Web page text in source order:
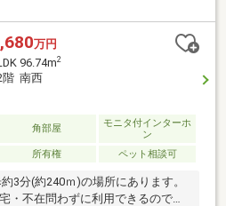
す。こだわりやご要望等がござい
会社福岡地所へご連絡ください。
様のサポートさせていただきま
万円
96.74m2
階 南西
角部屋
モニタ付インターホ
ン
所有権 ペット相談可
3分(約240ｍ)の場所にあります。
・不在問わずに利用できるので、